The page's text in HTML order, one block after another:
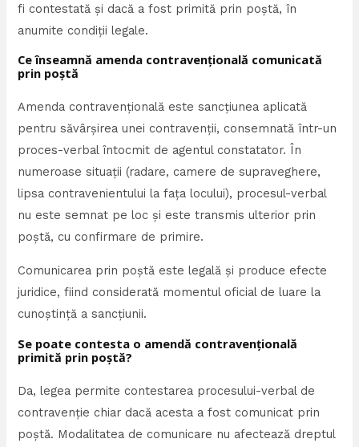
fi contestată și dacă a fost primită prin poștă, în
anumite condiții legale.
Ce înseamnă amenda contravențională comunicată
prin poștă
Amenda contravențională este sancțiunea aplicată
pentru săvârșirea unei contravenții, consemnată într-un
proces-verbal întocmit de agentul constatator. În
numeroase situații (radare, camere de supraveghere,
lipsa contravenientului la fața locului), procesul-verbal
nu este semnat pe loc și este transmis ulterior prin
poștă, cu confirmare de primire.
Comunicarea prin poștă este legală și produce efecte
juridice, fiind considerată momentul oficial de luare la
cunoștință a sancțiunii.
Se poate contesta o amendă contravențională
primită prin poștă?
Da, legea permite contestarea procesului-verbal de
contravenție chiar dacă acesta a fost comunicat prin
poștă. Modalitatea de comunicare nu afectează dreptul